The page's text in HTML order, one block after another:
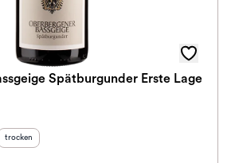
Spätburgunder Erste Lage
:
Geschmack
trocken